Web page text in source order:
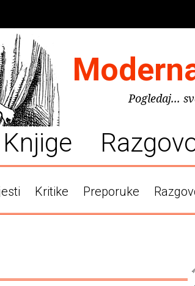
Pogledaj...
Knjige
Kritike Preporuke